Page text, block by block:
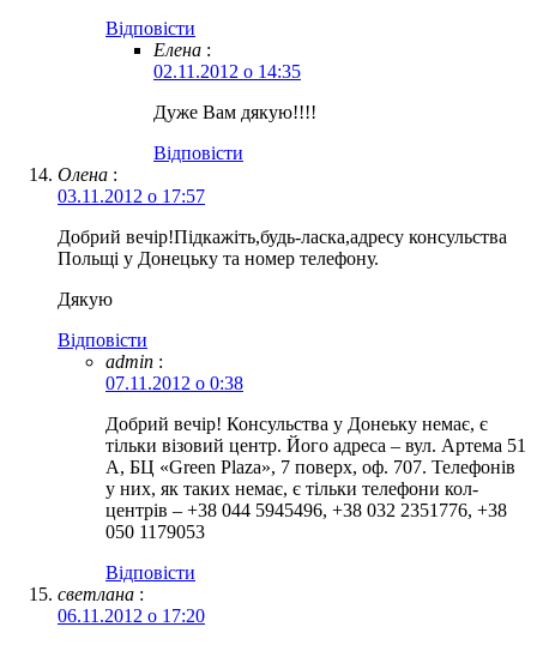
Відповіcти
Елена :
02.11.2012 о 14:35
Дуже Вам дякую!!!!
Відповіcти
Олена :
03.11.2012 о 17:57
Добрий вечір!Підкажіть,будь-ласка,адресу консульства
Польщі у Донецьку та номер телефону.
Дякую
Відповіcти
admin :
07.11.2012 о 0:38
Добрий вечір! Консульства у Донеьку немає, є
тільки візовий центр. Його адреса – вул. Артема 51
А, БЦ «Green Plaza», 7 поверх, оф. 707. Телефонів
у них, як таких немає, є тільки телефони кол-
центрів – +38 044 5945496, +38 032 2351776, +38
050 1179053
Відповіcти
светлана :
06.11.2012 о 17:20